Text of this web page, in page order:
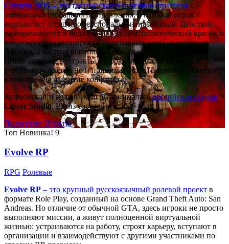
Спарта 2035– это тактическаяпошаговая стратегияс
элементами глобального управления, в которой игрок
возглавляет отряд профессиональных наёмников. Действие
разворачивается в недалёком будущем: политический кризис и
вооружённые группировки охватывают один из регионов
Африки, а частная военная компания «Спарта» берётся за
самые опасные контракты. Игроку предстоит не только
участвовать в боях, но и принимать стратегические решения,
влияющие на развитие конфликта.
Разработкой и изданием игры занималасьроссийская студия
Lipsar Studio. Релиз состоялся в 2025 году.
Подробнее Играть!
Топ Новинка! 9
Evolve RP
RPG Ролевые
Evolve RP – это крупный русскоязычный ролевой проект в
формате Role Play, созданный на основе Grand Theft Auto: San
Andreas. Но отличие от обычной GTA, здесь игроки не просто
выполняют миссии, а живут полноценной виртуальной
жизнью: устраиваются на работу, строят карьеру, вступают в
организации и взаимодействуют с другими участниками по